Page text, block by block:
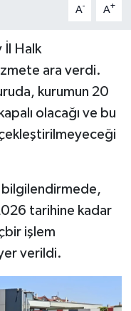
A- A+
İl Halk
ara verdi.
kurumun 20
olacağı ve bu
bilgilendirmede,
tarihine kadar
işlem
verildi.